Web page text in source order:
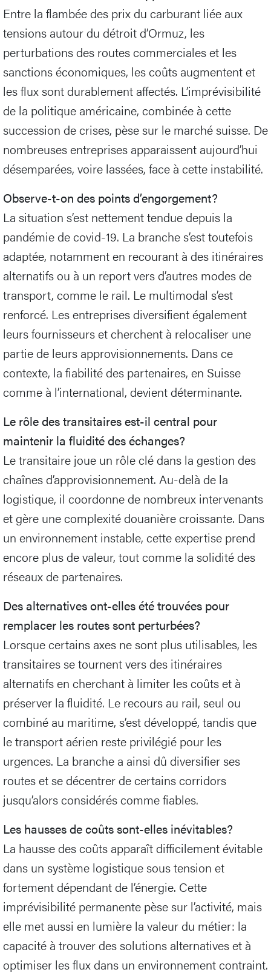
Entre la flambée des prix du carburant liée aux
tensions autour du détroit d’Ormuz, les
perturbations des routes commerciales et les
sanctions économiques, les coûts augmentent et
les flux sont durablement affectés. L’imprévisibilité
de la politique américaine, combinée à cette
succession de crises, pèse sur le marché suisse. De
nombreuses entreprises apparaissent aujourd’hui
désemparées, voire lassées, face à cette instabilité.
Observe-t-on des points d’engorgement?
La situation s’est nettement tendue depuis la
pandémie de covid-19. La branche s’est toutefois
adaptée, notamment en recourant à des itinéraires
alternatifs ou à un report vers d’autres modes de
transport, comme le rail. Le multimodal s’est
renforcé. Les entreprises diversifient également
leurs fournisseurs et cherchent à relocaliser une
partie de leurs approvisionnements. Dans ce
contexte, la fiabilité des partenaires, en Suisse
comme à l’international, devient déterminante.
Le rôle des transitaires est-il central pour
maintenir la fluidité des échanges?
Le transitaire joue un rôle clé dans la gestion des
chaînes d’approvisionnement. Au-delà de la
logistique, il coordonne de nombreux intervenants
et gère une complexité douanière croissante. Dans
un environnement instable, cette expertise prend
encore plus de valeur, tout comme la solidité des
réseaux de partenaires.
Des alternatives ont-elles été trouvées pour
remplacer les routes sont perturbées?
Lorsque certains axes ne sont plus utilisables, les
transitaires se tournent vers des itinéraires
alternatifs en cherchant à limiter les coûts et à
préserver la fluidité. Le recours au rail, seul ou
combiné au maritime, s’est développé, tandis que
le transport aérien reste privilégié pour les
urgences. La branche a ainsi dû diversifier ses
routes et se décentrer de certains corridors
jusqu’alors considérés comme fiables.
Les hausses de coûts sont-elles inévitables?
La hausse des coûts apparaît difficilement évitable
dans un système logistique sous tension et
fortement dépendant de l’énergie. Cette
imprévisibilité permanente pèse sur l’activité, mais
elle met aussi en lumière la valeur du métier: la
capacité à trouver des solutions alternatives et à
optimiser les flux dans un environnement contraint.